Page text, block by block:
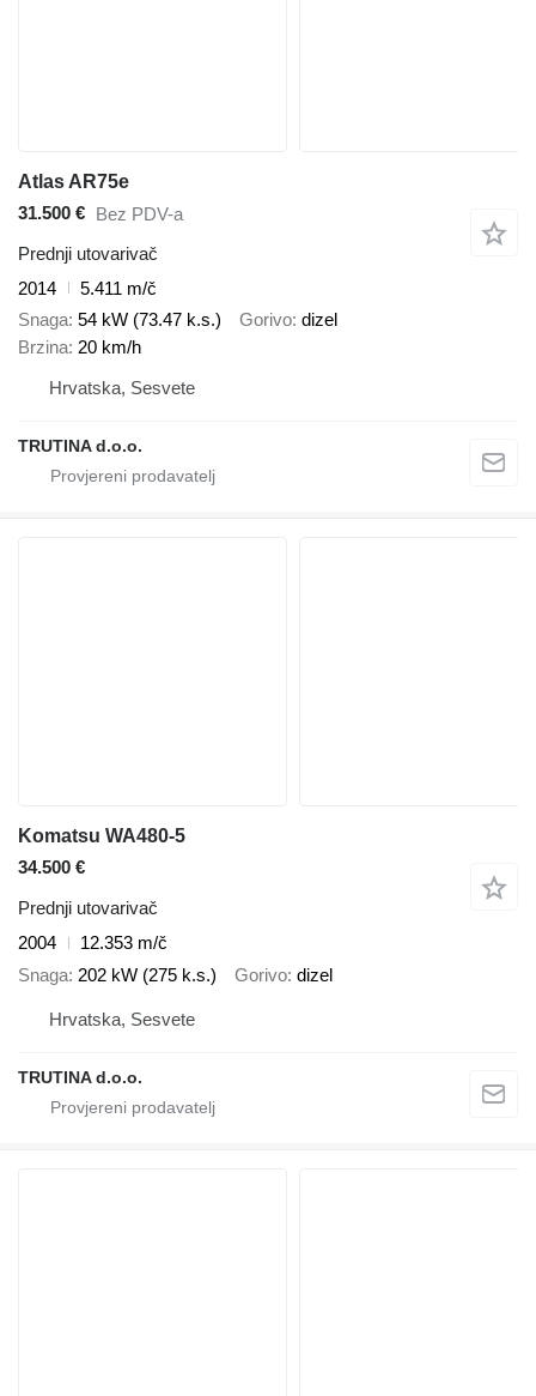
Atlas AR75e
31.500 € Bez PDV-a
Prednji utovarivač
2014
5.411 m/č
Snaga 54 kW (73.47 k.s.) Gorivo dizel
Brzina 20 km/h
Hrvatska, Sesvete
TRUTINA d.o.o.
Komatsu WA480-5
34.500 €
Prednji utovarivač
2004
12.353 m/č
Snaga 202 kW (275 k.s.) Gorivo dizel
Hrvatska, Sesvete
TRUTINA d.o.o.